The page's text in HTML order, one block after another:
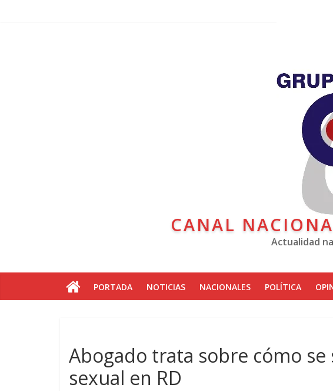
CANAL
Actualidad
PORTADA NOTICIAS NACIONALES POLÍTICA
Abogado trata sobre cómo se
sexual en RD